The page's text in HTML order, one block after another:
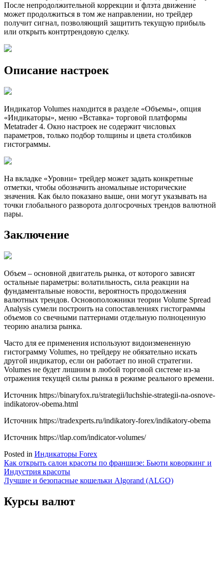
После непродолжительной коррекции и флэта движение
может продолжиться в том же направлении, но трейдер
получит сигнал, позволяющий защитить текущую прибыль
или открыть контртрендовую сделку.
Описание настроек
Индикатор Volumes находится в разделе «Объемы», опция
«Индикаторы», меню «Вставка» торговой платформы
Metatrader 4. Окно настроек не содержит числовых
параметров, только подбор толщины и цвета столбиков
гистограммы.
На вкладке «Уровни» трейдер может задать конкретные
отметки, чтобы обозначить аномальные исторические
значения. Как было показано выше, они могут указывать на
точки глобального разворота долгосрочных трендов валютной
пары.
Заключение
Объем – основной двигатель рынка, от которого зависят
остальные параметры: волатильность, сила реакции на
фундаментальные новости, вероятность продолжения
валютных трендов. Основоположники теории Volume Spread
Analysis сумели построить на сопоставлениях гистограммы
объемов со свечными паттернами отдельную полноценную
теорию анализа рынка.
Часто для ее применения используют видоизмененную
гистограмму Volumes, но трейдеру не обязательно искать
другой индикатор, если он работает по иной стратегии.
Volumes не будет лишним в любой торговой системе из-за
отражения текущей силы рынка в режиме реального времени.
Источник https://binaryfox.ru/strategii/luchshie-strategii-na-osnove-
indikatorov-obema.html
Источник https://tradexperts.ru/indikatory-forex/indikatory-obema
Источник https://tlap.com/indicator-volumes/
Posted in Индикаторы Forex
Навигация
по
Как открыть салон красоты по франшизе: Бьюти коворкинг и
Индустрия красоты
Лучшие и безопасные кошельки Algorand (ALGO)
Курсы валют